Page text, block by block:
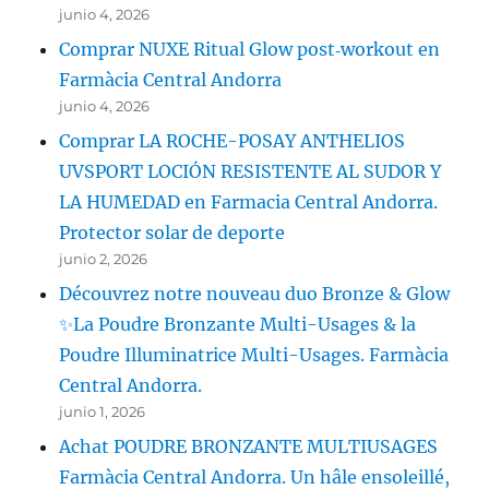
junio 4, 2026
Comprar NUXE Ritual Glow post‑workout en
Farmàcia Central Andorra
junio 4, 2026
Comprar LA ROCHE-POSAY ANTHELIOS
UVSPORT LOCIÓN RESISTENTE AL SUDOR Y
LA HUMEDAD en Farmacia Central Andorra.
Protector solar de deporte
junio 2, 2026
Découvrez notre nouveau duo Bronze & Glow
✨La Poudre Bronzante Multi-Usages & la
Poudre Illuminatrice Multi-Usages. Farmàcia
Central Andorra.
junio 1, 2026
Achat POUDRE BRONZANTE MULTIUSAGES
Farmàcia Central Andorra. Un hâle ensoleillé,